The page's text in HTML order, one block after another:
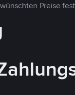
Preise